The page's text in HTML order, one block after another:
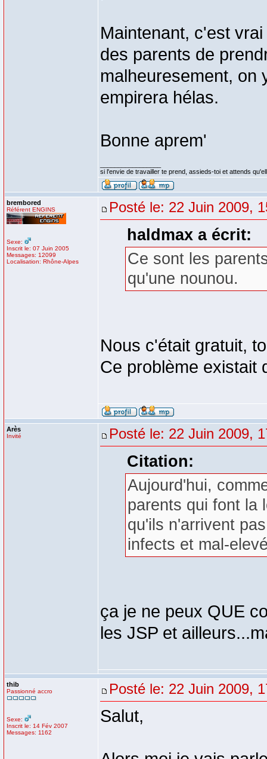
Maintenant, c'est
des parents de
malheuresement, on
empirera hélas.
Bonne aprem'
si l'envie de travailler te prend, assieds-toi et attends
brembored
Référent ENGINS
Sexe:
Inscrit le: 07 Juin 2005
Messages: 12099
Localisation: Rhône-Alpes
Posté le: 22 Juin 2009,
haldmax a écrit:
Ce sont les
qu'une nounou.
Nous c'était gratuit,
Ce problème existait
Arès
Invité Posté le: 22 Juin 2009,
Citation:
Aujourd'hui,
parents qui font la
qu'ils n'arrivent
infects et mal-
ça je ne peux QUE
les JSP et
thib
Passionné accro
Sexe:
Inscrit le: 14 Fév 2007
Messages: 1162
Posté le: 22 Juin 2009,
Salut,